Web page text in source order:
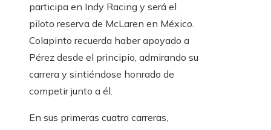
participa en Indy Racing y será el
piloto reserva de McLaren en México.
Colapinto recuerda haber apoyado a
Pérez desde el principio, admirando su
carrera y sintiéndose honrado de
competir junto a él.
En sus primeras cuatro carreras,